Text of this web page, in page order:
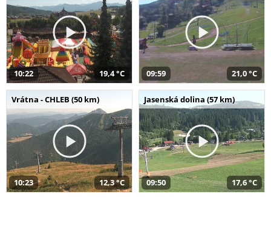
10:22 19,4 °C 09:59 21,0 °C
Vrátna - CHLEB (50 km)
10:23 12,3 °C
Jasenská dolina (57 km)
09:50 17,6 °C